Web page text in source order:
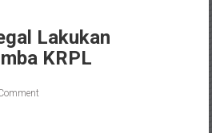
Lakukan
KRPL